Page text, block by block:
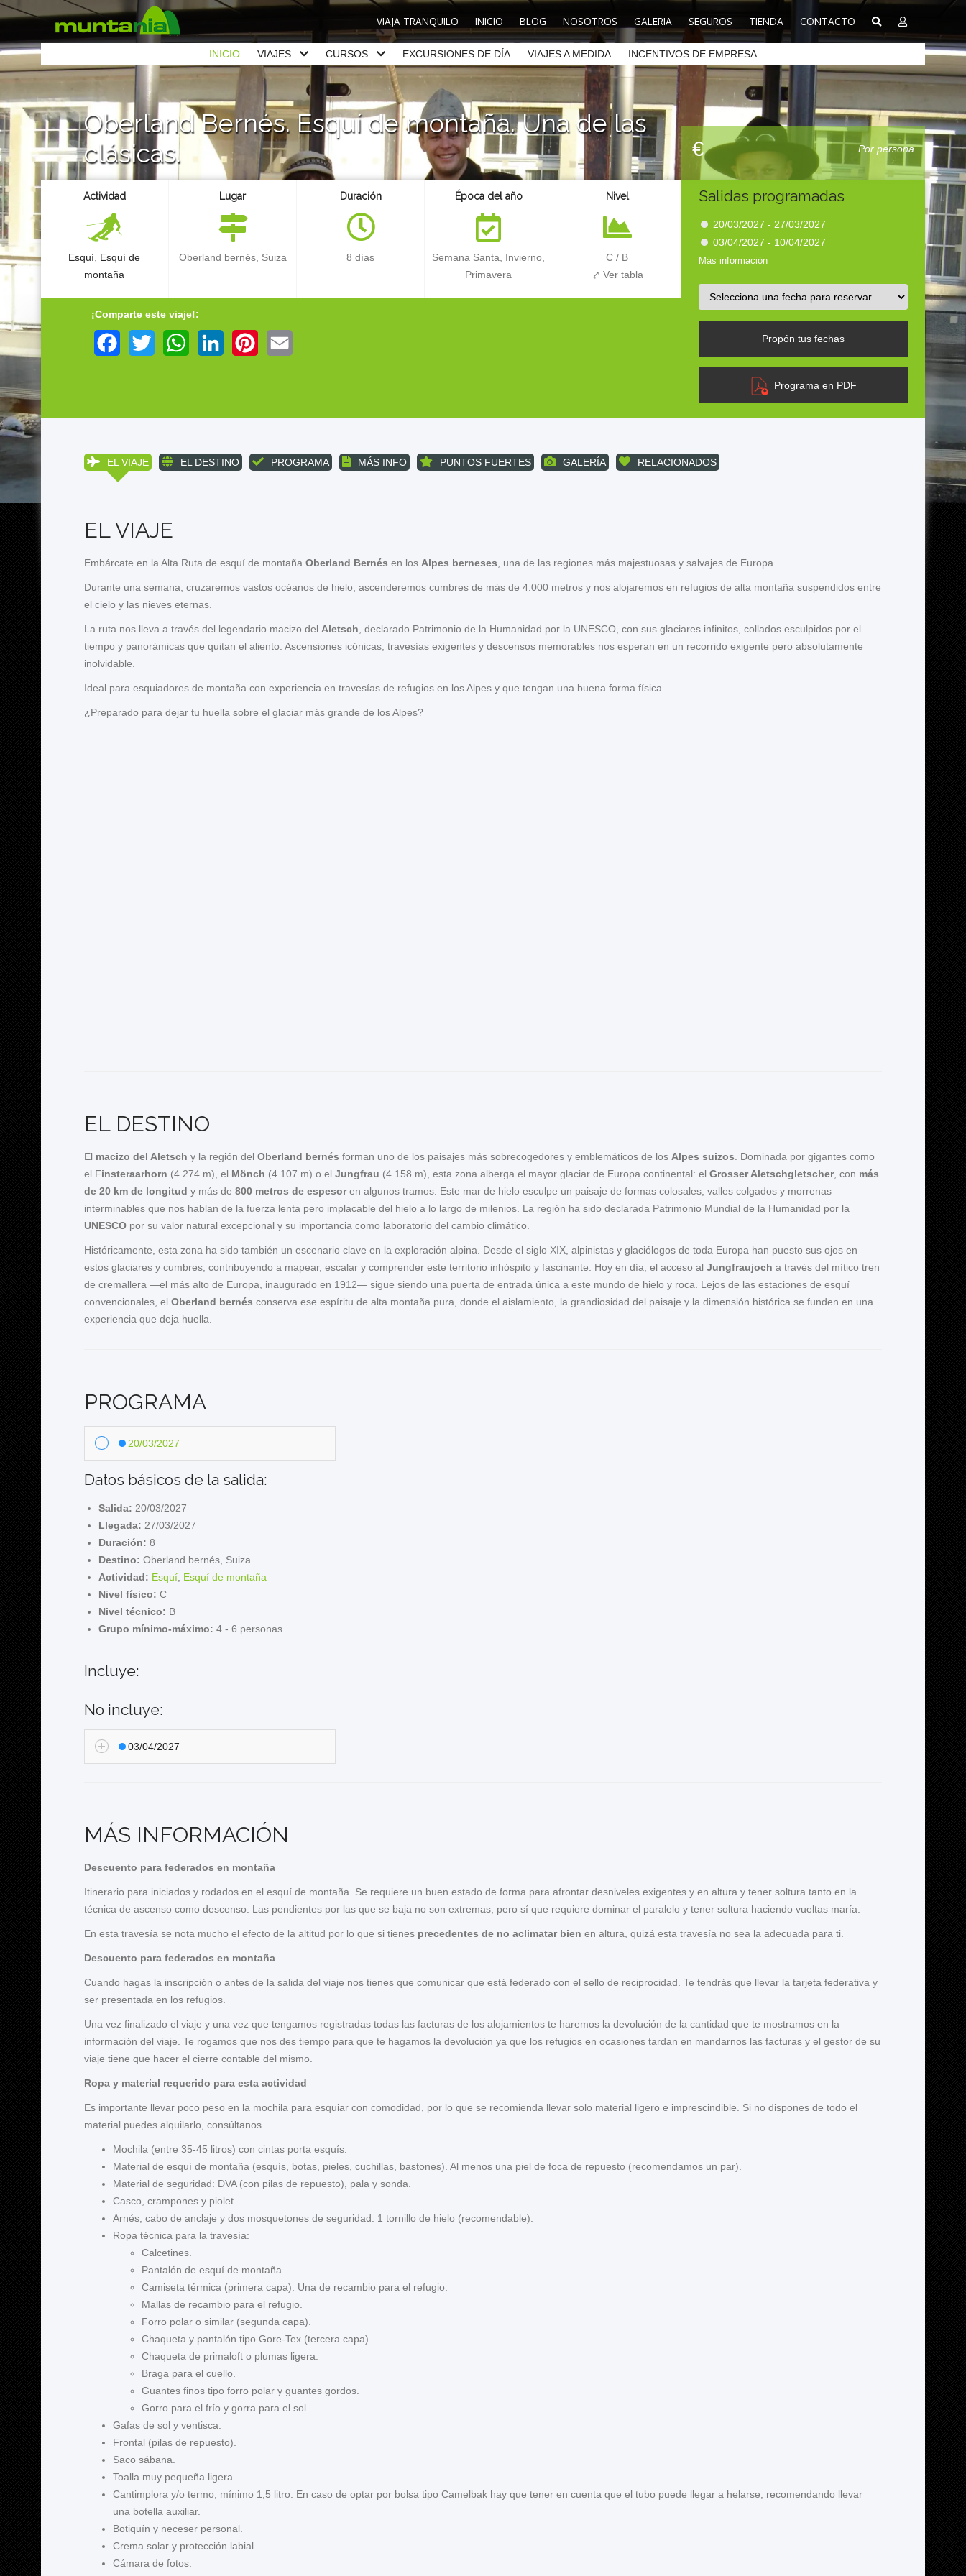
VIAJA TRANQUILO INICIO BLOG NOSOTROS GALERIA SEGUROS TIENDA CONTACTO
INICIO VIAJES CURSOS EXCURSIONES DE DÍA VIAJES A MEDIDA INCENTIVOS DE EMPRESA
Oberland Bernés. Esquí de montaña. Una de las
clásicas.
Actividad
Esquí Esquí de
montaña
Lugar
Oberland bernés, Suiza
Duración
8 días
Época del año
Semana Santa, Invierno,
Primavera
Nivel
C / B
⤤ Ver tabla
¡Comparte este viaje!:
FacebookTwitter WhatsAppLinkedIn Pinterest
€ Por persona
Salidas programadas
20/03/2027 - 27/03/2027
03/04/2027 - 10/04/2027
Más información
Propón tus fechas
Programa en PDF
EL VIAJE EL DESTINO PROGRAMA MÁS INFO PUNTOS FUERTES GALERÍA RELACIONADOS
EL VIAJE
Embárcate en la Alta Ruta de esquí de montaña Oberland Bernés en los Alpes berneses , una de las regiones más majestuosas y salvajes de Europa.
Durante una semana, cruzaremos vastos océanos de hielo, ascenderemos cumbres de más de 4.000 metros y nos alojaremos en refugios de alta montaña suspendidos entre
el cielo y las nieves eternas.
La ruta nos lleva a través del legendario macizo del Aletsch , declarado Patrimonio de la Humanidad por la UNESCO, con sus glaciares infinitos, collados esculpidos por el
tiempo y panorámicas que quitan el aliento. Ascensiones icónicas, travesías exigentes y descensos memorables nos esperan en un recorrido exigente pero absolutamente
inolvidable.
Ideal para esquiadores de montaña con experiencia en travesías de refugios en los Alpes y que tengan una buena forma física.
¿Preparado para dejar tu huella sobre el glaciar más grande de los Alpes?
EL DESTINO
El macizo del Aletsch y la región del Oberland bernés forman uno de los paisajes más sobrecogedores y emblemáticos de los Alpes suizos . Dominada por gigantes como
el Finsteraarhorn (4.274 m), el Mönch (4.107 m) o el Jungfrau (4.158 m), esta zona alberga el mayor glaciar de Europa continental: el Grosser Aletschgletscher, con más
de 20 km de longitud y más de 800 metros de espesoren algunos tramos. Este mar de hielo esculpe un paisaje de formas colosales, valles colgados y morrenas
interminables que nos hablan de la fuerza lenta pero implacable del hielo a lo largo de milenios. La región ha sido declarada Patrimonio Mundial de la Humanidad por la
UNESCO por su valor natural excepcional y su importancia como laboratorio del cambio climático.
Históricamente, esta zona ha sido también un escenario clave en la exploración alpina. Desde el siglo XIX, alpinistas y glaciólogos de toda Europa han puesto sus ojos en
estos glaciares y cumbres, contribuyendo a mapear, escalar y comprender este territorio inhóspito y fascinante. Hoy en día, el acceso al Jungfraujoch a través del mítico tren
de cremallera —el más alto de Europa, inaugurado en 1912— sigue siendo una puerta de entrada única a este mundo de hielo y roca. Lejos de las estaciones de esquí
convencionales, el Oberland bernés conserva ese espíritu de alta montaña pura, donde el aislamiento, la grandiosidad del paisaje y la dimensión histórica se funden en una
experiencia que deja huella.
PROGRAMA
20/03/2027
Datos básicos de la salida:
Salida: 20/03/2027
Llegada: 27/03/2027
Duración: 8
Destino: Oberland bernés, Suiza
Actividad: Esquí Esquí de montaña
Nivel físico: C
Nivel técnico: B
Grupo mínimo-máximo: 4 - 6 personas
Incluye:
No incluye:
03/04/2027
MÁS INFORMACIÓN
Descuento para federados en montaña
Itinerario para iniciados y rodados en el esquí de montaña. Se requiere un buen estado de forma para afrontar desniveles exigentes y en altura y tener soltura tanto en la
técnica de ascenso como descenso. Las pendientes por las que se baja no son extremas, pero sí que requiere dominar el paralelo y tener soltura haciendo vueltas maría.
En esta travesía se nota mucho el efecto de la altitud por lo que si tienes precedentes de no aclimatar bien en altura, quizá esta travesía no sea la adecuada para ti.
Descuento para federados en montaña
Cuando hagas la inscripción o antes de la salida del viaje nos tienes que comunicar que está federado con el sello de reciprocidad. Te tendrás que llevar la tarjeta federativa y
ser presentada en los refugios.
Una vez finalizado el viaje y una vez que tengamos registradas todas las facturas de los alojamientos te haremos la devolución de la cantidad que te mostramos en la
información del viaje. Te rogamos que nos des tiempo para que te hagamos la devolución ya que los refugios en ocasiones tardan en mandarnos las facturas y el gestor de su
viaje tiene que hacer el cierre contable del mismo.
Ropa y material requerido para esta actividad
Es importante llevar poco peso en la mochila para esquiar con comodidad, por lo que se recomienda llevar solo material ligero e imprescindible. Si no dispones de todo el
material puedes alquilarlo, consúltanos.
Mochila (entre 35-45 litros) con cintas porta esquís.
Material de esquí de montaña (esquís, botas, pieles, cuchillas, bastones). Al menos una piel de foca de repuesto (recomendamos un par).
Material de seguridad: DVA (con pilas de repuesto), pala y sonda.
Casco, crampones y piolet.
Arnés, cabo de anclaje y dos mosquetones de seguridad. 1 tornillo de hielo (recomendable).
Ropa técnica para la travesía:
Calcetines.
Pantalón de esquí de montaña.
Camiseta térmica (primera capa). Una de recambio para el refugio.
Mallas de recambio para el refugio.
Forro polar o similar (segunda capa).
Chaqueta y pantalón tipo Gore-Tex (tercera capa).
Chaqueta de primaloft o plumas ligera.
Braga para el cuello.
Guantes finos tipo forro polar y guantes gordos.
Gorro para el frío y gorra para el sol.
Gafas de sol y ventisca.
Frontal (pilas de repuesto).
Saco sábana.
Toalla muy pequeña ligera.
Cantimplora y/o termo, mínimo 1,5 litro. En caso de optar por bolsa tipo Camelbak hay que tener en cuenta que el tubo puede llegar a helarse, recomendando llevar
una botella auxiliar.
Botiquín y neceser personal.
Crema solar y protección labial.
Cámara de fotos.